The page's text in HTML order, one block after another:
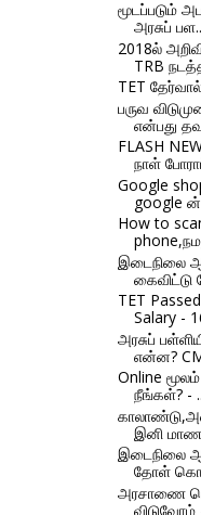
மூடப்படும்
அரசுப்
2018ல்
TRB
TET
பருவ
என்பது
FLASH
நாள்
Google
google ன்
How to
இடைநிலை
கைவிட்டு
TET
Salary -
அரசுப்
என்ன?
Online
நீங்கள்? -
இனி
இடைநிலை
தோள்
அரசாணை
விடுவோம்